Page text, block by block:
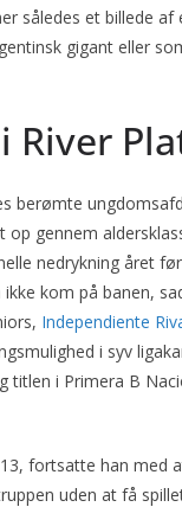
således et billede
gigant eller
River
berømte
gennem
nedrykning året
kom på banen,
Independiente
i syv
titlen i Primera B
fortsatte han med
uden at få